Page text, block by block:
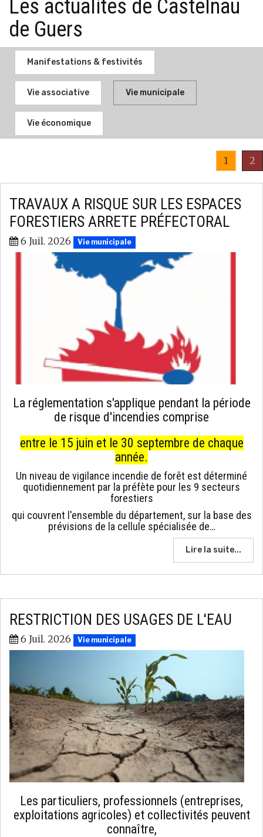
Les actualités de Castelnau
de Guers
Manifestations & festivités
Vie associative Vie municipale
Vie économique
1 2
TRAVAUX A RISQUE SUR LES ESPACES
FORESTIERS ARRETE PRÉFECTORAL
6 Juil. 2026 Vie municipale
La réglementation s'applique pendant la période
de risque d'incendies comprise
entre le 15 juin et le 30 septembre de chaque
année.
Un niveau de vigilance incendie de forêt est déterminé
quotidiennement par la préfète pour les 9 secteurs
forestiers
qui couvrent l'ensemble du département, sur la base des
prévisions de la cellule spécialisée de…
Lire la suite...
RESTRICTION DES USAGES DE L'EAU
6 Juil. 2026 Vie municipale
Les particuliers, professionnels (entreprises,
exploitations agricoles) et collectivités peuvent
connaître,